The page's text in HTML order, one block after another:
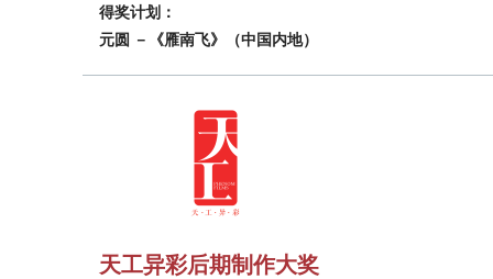
得奖计划：
元圆 －《雁南飞》（中国内地）
天工异彩后期制作大奖